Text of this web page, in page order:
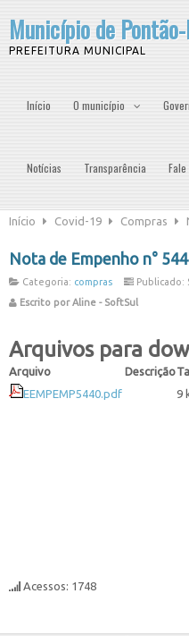
Município de
PREFEITURA MUNICIPAL
Início O município
Notícias Transparência
Início Covid-19 Compras
Nota de Empenho n°
Categoria: compras
Publicado:
Escrito por Aline - SoftSul
Arquivos para
Arquivo Descrição
EEMPEMP5440.pdf
9
Acessos: 1748